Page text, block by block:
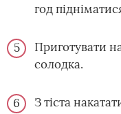
год
Приготувати
солодка.
З тіста